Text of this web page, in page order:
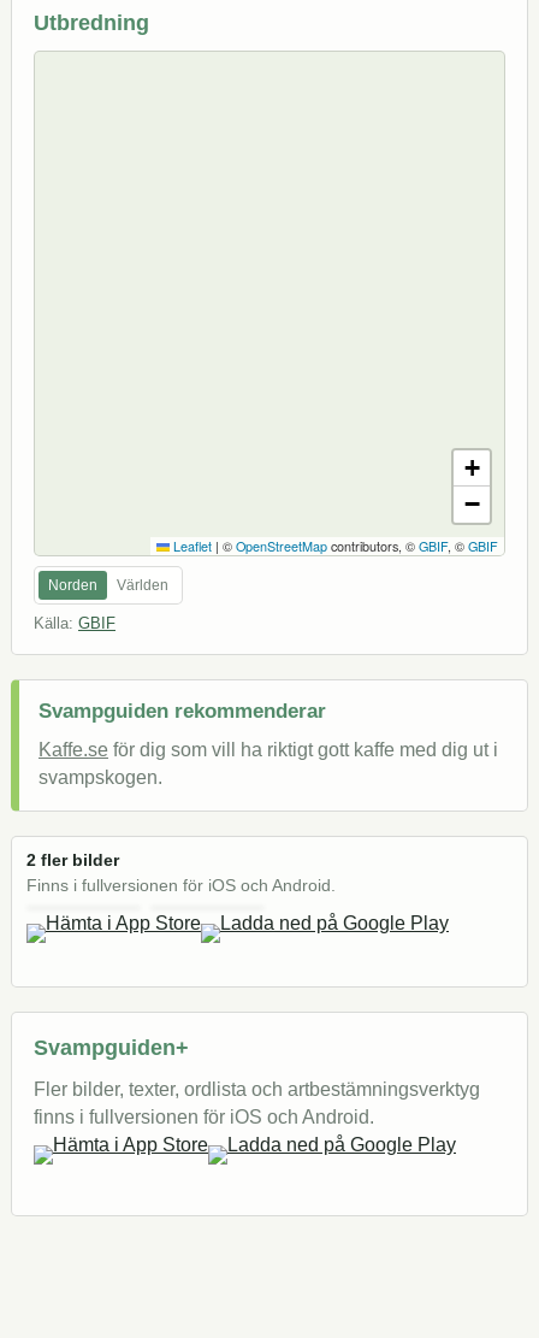
Utbredning
+
−
Leaflet | © OpenStreetMap contributors, © GBIF, © GBIF
Norden Världen
Källa: GBIF
Svampguiden rekommenderar
Kaffe.se för dig som vill ha riktigt gott kaffe med dig ut i
svampskogen.
2 fler bilder
Finns i fullversionen för iOS och Android.
Svampguiden+
Fler bilder, texter, ordlista och artbestämningsverktyg
finns i fullversionen för iOS och Android.